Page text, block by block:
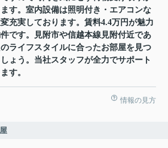
す。室内設備は照明付き・エアコンな
充実しております。賃料4.4万円が魅力
です。見附市や信越本線見附付近であ
ライフスタイルに合ったお部屋を見つ
ょう。当社スタッフが全力でサポート
す。
情報の見方